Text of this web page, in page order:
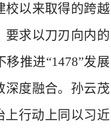
校以来取得的跨越
要求以刀刃向内的
推进“1478”发展
深度融合。孙云茂
上行动上同以习近